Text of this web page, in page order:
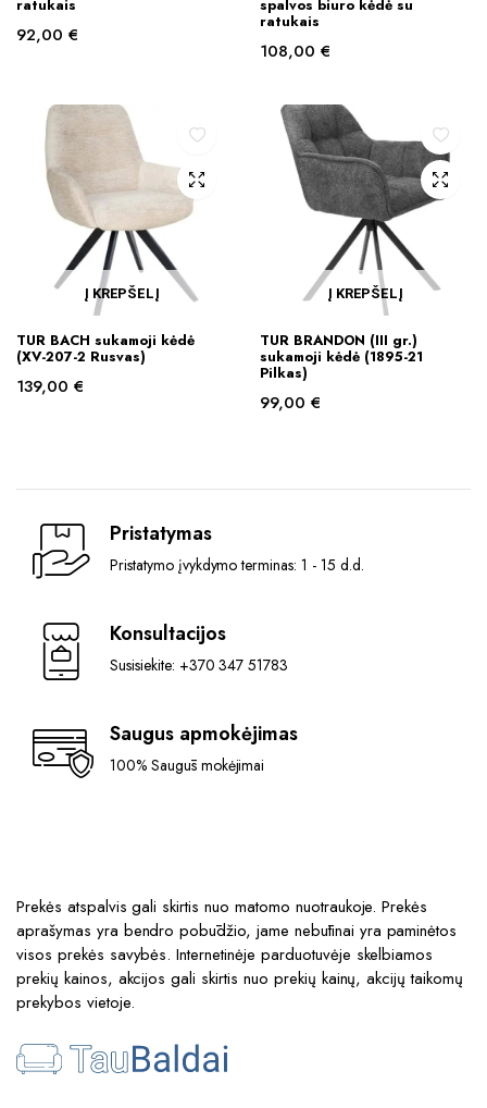
ratukais
92,00 €
spalvos biuro kėdė su
ratukais
108,00 €
Į KREPŠELĮ
TUR BACH sukamoji kėdė
(XV-207-2 Rusvas)
139,00 €
Į KREPŠELĮ
TUR BRANDON (III gr.)
sukamoji kėdė (1895-21
Pilkas)
99,00 €
Pristatymas
Pristatymo įvykdymo terminas: 1 - 15 d.d.
Konsultacijos
Susisiekite: +370 347 51783
Saugus apmokėjimas
100% Saugūs mokėjimai
Prekės atspalvis gali skirtis nuo matomo nuotraukoje. Prekės
aprašymas yra bendro pobūdžio, jame nebūtinai yra paminėtos
visos prekės savybės. Internetinėje parduotuvėje skelbiamos
prekių kainos, akcijos gali skirtis nuo prekių kainų, akcijų taikomų
prekybos vietoje.